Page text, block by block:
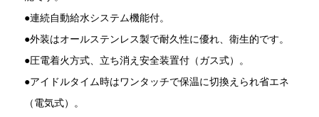
●連続自動給水システム機能付。
●外装はオールステンレス製で耐久性に優れ、衛生的です。
●圧電着火方式、立ち消え安全装置付（ガス式）。
●アイドルタイム時はワンタッチで保温に切換えられ省エネ
（電気式）。